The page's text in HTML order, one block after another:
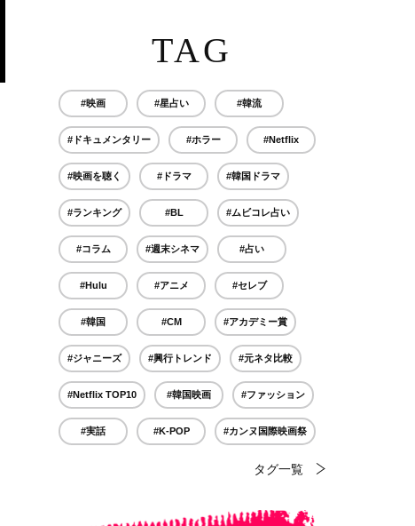
TAG
#映画 #星占い #韓流
#ドキュメンタリー #ホラー #Netflix
#映画を聴く #ドラマ #韓国ドラマ
#ランキング #BL #ムビコレ占い
#コラム #週末シネマ #占い
#Hulu #アニメ #セレブ
#韓国 #CM #アカデミー賞
#ジャニーズ #興行トレンド #元ネタ比較
#Netflix TOP10 #韓国映画 #ファッション
#実話 #K-POP #カンヌ国際映画祭
タグ一覧